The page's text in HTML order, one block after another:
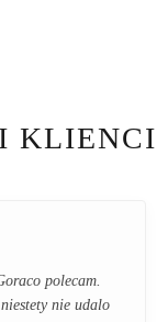
KLIENCI
polecam.
nie udalo